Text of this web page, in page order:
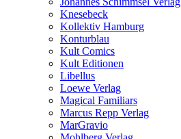
Knesebeck
Kollektiv Hamburg
Konturblau
Kult Comics
Kult Editionen
Libellus
Loewe Verlag
Magical Familiars
Marcus Repp Verlag
MarGravio